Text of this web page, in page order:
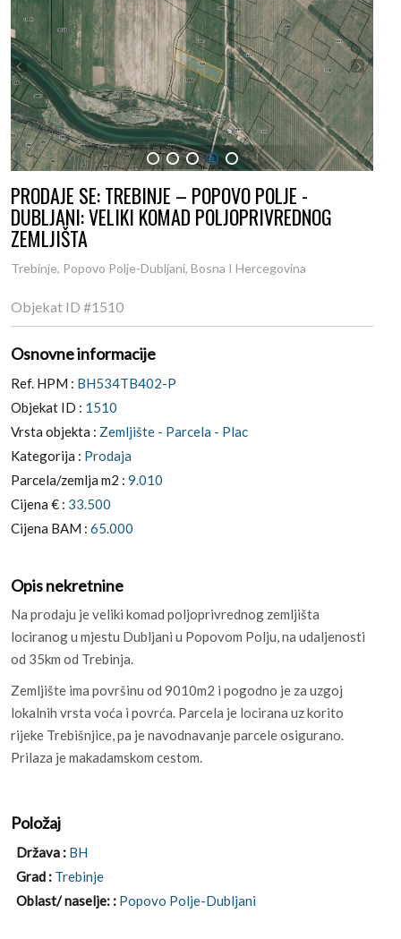
1 2 3 4 5
PRODAJE SE: TREBINJE – POPOVO POLJE -
DUBLJANI: VELIKI KOMAD POLJOPRIVREDNOG
ZEMLJIŠTA
Trebinje, Popovo Polje-Dubljani, Bosna I Hercegovina
Objekat ID #1510
Osnovne informacije
Ref. HPM : BH534TB402-P
Objekat ID : 1510
Vrsta objekta : Zemljište - Parcela - Plac
Kategorija : Prodaja
Parcela/zemlja m2 : 9.010
Cijena € : 33.500
Cijena BAM : 65.000
Opis nekretnine
Na prodaju je veliki komad poljoprivrednog zemljišta
lociranog u mjestu Dubljani u Popovom Polju, na udaljenosti
od 35km od Trebinja.
Zemljište ima površinu od 9010m2 i pogodno je za uzgoj
lokalnih vrsta voća i povrća. Parcela je locirana uz korito
rijeke Trebišnjice, pa je navodnavanje parcele osigurano.
Prilaza je makadamskom cestom.
Položaj
Država : BH
Grad : Trebinje
Oblast/ naselje: : Popovo Polje-Dubljani